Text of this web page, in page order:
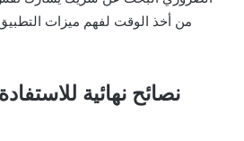
من أخذ الوقت لفهم ميزات
نصائح نهائية